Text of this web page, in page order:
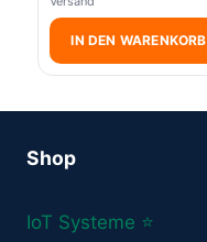
IN DEN WARENKORB
Shop
IoT Systeme ⭐